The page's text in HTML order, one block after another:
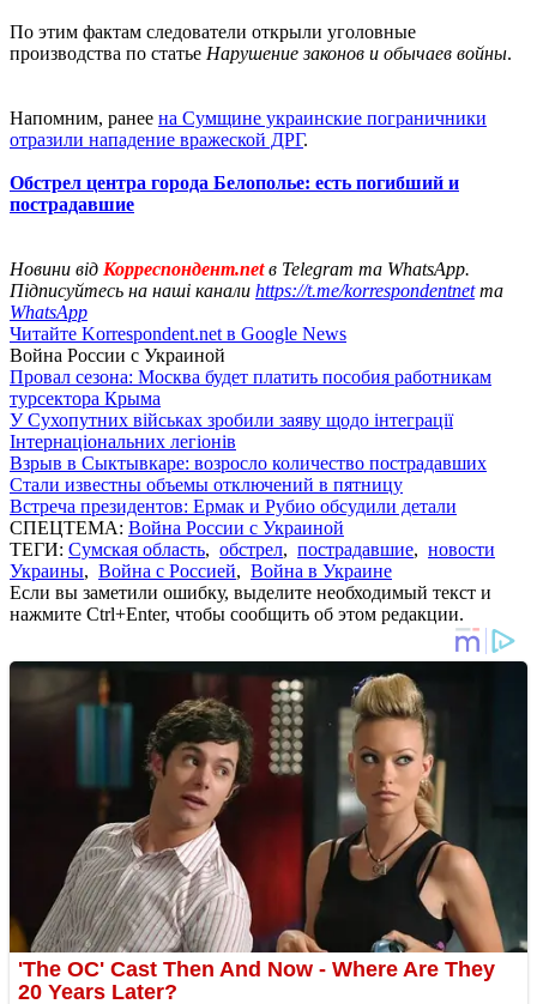
По этим фактам следователи открыли уголовные
производства по статье Нарушение законов и обычаев войны.
Напомним, ранее на Сумщине украинские пограничники
отразили нападение вражеской ДРГ.
Обстрел центра города Белополье: есть погибший и
пострадавшие
Новини від Корреспондент.netв Telegram та WhatsApp.
Підписуйтесь на наші канали https://t.me/korrespondentnetта
WhatsApp
Читайте Korrespondent.net в Google News
Война России с Украиной
Провал сезона: Москва будет платить пособия работникам
турсектора Крыма
У Сухопутних військах зробили заяву щодо інтеграції
Інтернаціональних легіонів
Взрыв в Сыктывкаре: возросло количество пострадавших
Стали известны объемы отключений в пятницу
Встреча президентов: Ермак и Рубио обсудили детали
СПЕЦТЕМА: Война России с Украиной
ТЕГИ: Сумская область, обстрел, пострадавшие, новости
Украины, Война с Россией, Война в Украине
Если вы заметили ошибку, выделите необходимый текст и
нажмите Ctrl+Enter, чтобы сообщить об этом редакции.